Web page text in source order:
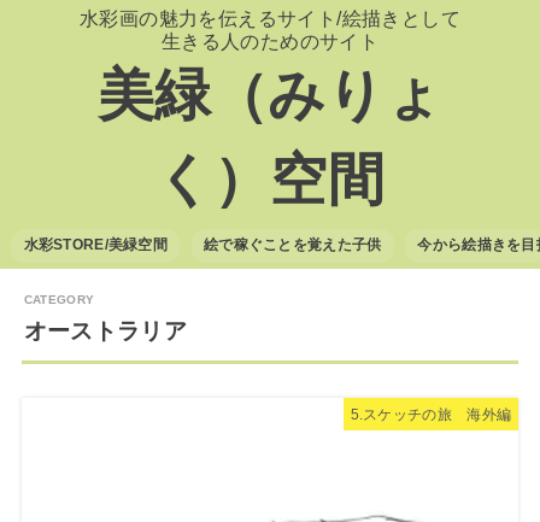
水彩画の魅力を伝えるサイト/絵描きとして
生きる人のためのサイト
美緑（みりょ
く）空間
水彩STORE/美緑空間 絵で稼ぐことを覚えた子供 今から絵描きを
オーストラリア
5.スケッチの旅 海外編